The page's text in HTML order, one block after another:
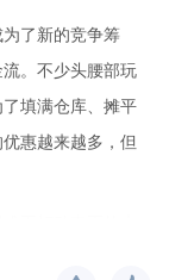
了新的竞争筹
。不少头腰部玩
填满仓库、摊平
惠越来越多，但
再打动真正的大